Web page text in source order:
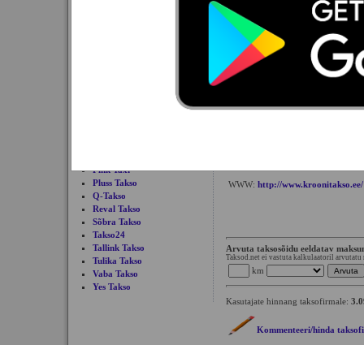
Pink Taxi
Pluss Takso
Q-Takso
Reval Takso
Sõbra Takso
Takso24
Tallink Takso
Tulika Takso
Vaba Takso
Yes Takso
Telefon 2:
+3726381212
Kaardimakse võimalus: jah
Tegevusraadius: Tallinn ja
Autopargi suurus: 60
WWW: http://www.kroonitakso.ee/
Arvuta taksosõidu eeldatav
Taksod.net ei vastuta kalkulaatoril arvutatu
km
Kasutajate hinnang taksofirmale:
Kommenteeri/hinda